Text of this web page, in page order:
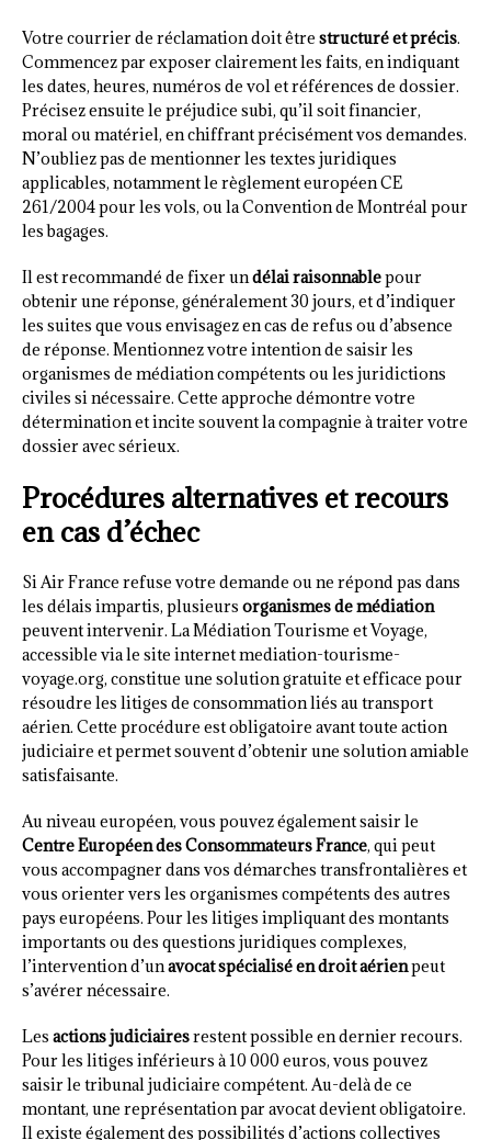
Votre courrier de réclamation doit être structuré et précis.
Commencez par exposer clairement les faits, en indiquant
les dates, heures, numéros de vol et références de dossier.
Précisez ensuite le préjudice subi, qu’il soit financier,
moral ou matériel, en chiffrant précisément vos demandes.
N’oubliez pas de mentionner les textes juridiques
applicables, notamment le règlement européen CE
261/2004 pour les vols, ou la Convention de Montréal pour
les bagages.
Il est recommandé de fixer undélai raisonnablepour
obtenir une réponse, généralement 30 jours, et d’indiquer
les suites que vous envisagez en cas de refus ou d’absence
de réponse. Mentionnez votre intention de saisir les
organismes de médiation compétents ou les juridictions
civiles si nécessaire. Cette approche démontre votre
détermination et incite souvent la compagnie à traiter votre
dossier avec sérieux.
Procédures alternatives et recours
en cas d’échec
Si Air France refuse votre demande ou ne répond pas dans
les délais impartis, plusieurs organismes de médiation
peuvent intervenir. La Médiation Tourisme et Voyage,
accessible via le site internet mediation-tourisme-
voyage.org, constitue une solution gratuite et efficace pour
résoudre les litiges de consommation liés au transport
aérien. Cette procédure est obligatoire avant toute action
judiciaire et permet souvent d’obtenir une solution amiable
satisfaisante.
Au niveau européen, vous pouvez également saisir le
Centre Européen des Consommateurs France, qui peut
vous accompagner dans vos démarches transfrontalières et
vous orienter vers les organismes compétents des autres
pays européens. Pour les litiges impliquant des montants
importants ou des questions juridiques complexes,
l’intervention d’unavocat spécialisé en droit aérienpeut
s’avérer nécessaire.
Les actions judiciairesrestent possible en dernier recours.
Pour les litiges inférieurs à 10 000 euros, vous pouvez
saisir le tribunal judiciaire compétent. Au-delà de ce
montant, une représentation par avocat devient obligatoire.
Il existe également des possibilités d’actions collectives